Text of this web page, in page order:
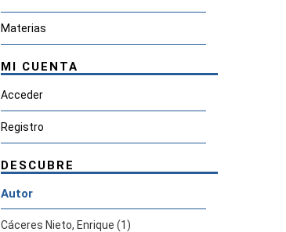
Materias
MI CUENTA
Acceder
Registro
DESCUBRE
Autor
Cáceres Nieto, Enrique (1)